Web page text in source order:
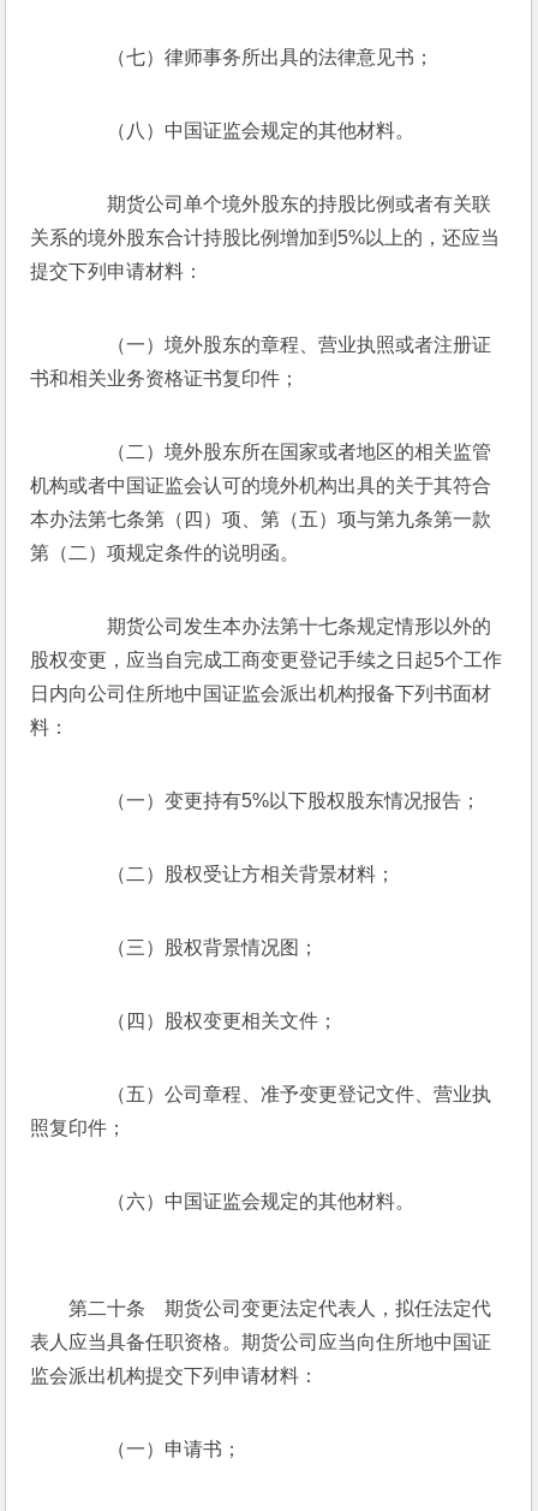
（七）律师事务所出具的法律意见书；
（八）中国证监会规定的其他材料。
期货公司单个境外股东的持股比例或者有关联
关系的境外股东合计持股比例增加到5%以上的，还应当
提交下列申请材料：
（一）境外股东的章程、营业执照或者注册证
书和相关业务资格证书复印件；
（二）境外股东所在国家或者地区的相关监管
机构或者中国证监会认可的境外机构出具的关于其符合
本办法第七条第（四）项、第（五）项与第九条第一款
第（二）项规定条件的说明函。
期货公司发生本办法第十七条规定情形以外的
股权变更，应当自完成工商变更登记手续之日起5个工作
日内向公司住所地中国证监会派出机构报备下列书面材
料：
（一）变更持有5%以下股权股东情况报告；
（二）股权受让方相关背景材料；
（三）股权背景情况图；
（四）股权变更相关文件；
（五）公司章程、准予变更登记文件、营业执
照复印件；
（六）中国证监会规定的其他材料。
第二十条　期货公司变更法定代表人，拟任法定代
表人应当具备任职资格。期货公司应当向住所地中国证
监会派出机构提交下列申请材料：
（一）申请书；